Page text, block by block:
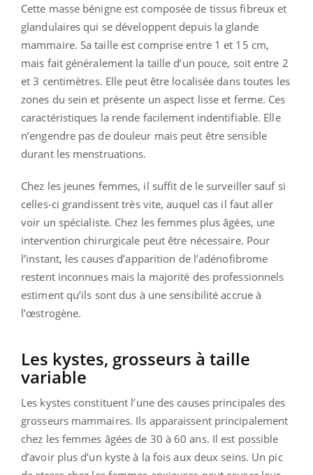
Cette masse bénigne est composée de tissus fibreux et
glandulaires qui se développent depuis la glande
mammaire. Sa taille est comprise entre 1 et 15 cm,
mais fait généralement la taille d’un pouce, soit entre 2
et 3 centimètres. Elle peut être localisée dans toutes les
zones du sein et présente un aspect lisse et ferme. Ces
caractéristiques la rende facilement indentifiable. Elle
n’engendre pas de douleur mais peut être sensible
durant les menstruations.
Chez les jeunes femmes, il suffit de le surveiller sauf si
celles-ci grandissent très vite, auquel cas il faut aller
voir un spécialiste. Chez les femmes plus âgées, une
intervention chirurgicale peut être nécessaire. Pour
l’instant, les causes d’apparition de l’adénofibrome
restent inconnues mais la majorité des professionnels
estiment qu’ils sont dus à une sensibilité accrue à
l’œstrogène.
Les kystes, grosseurs à taille
variable
Les kystes constituent l’une des causes principales des
grosseurs mammaires. Ils apparaissent principalement
chez les femmes âgées de 30 à 60 ans. Il est possible
d’avoir plus d’un kyste à la fois aux deux seins. Un pic